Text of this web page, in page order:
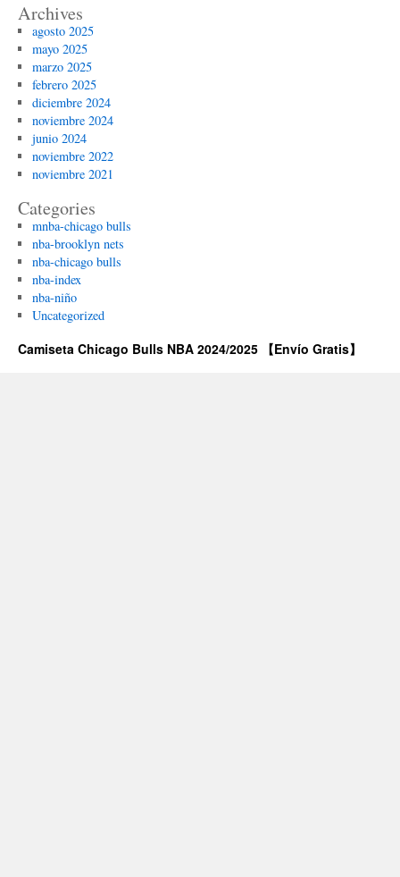
Archives
agosto 2025
mayo 2025
marzo 2025
febrero 2025
diciembre 2024
noviembre 2024
junio 2024
noviembre 2022
noviembre 2021
Categories
mnba-chicago bulls
nba-brooklyn nets
nba-chicago bulls
nba-index
nba-niño
Uncategorized
Camiseta Chicago Bulls NBA 2024/2025 【Envío Gratis】